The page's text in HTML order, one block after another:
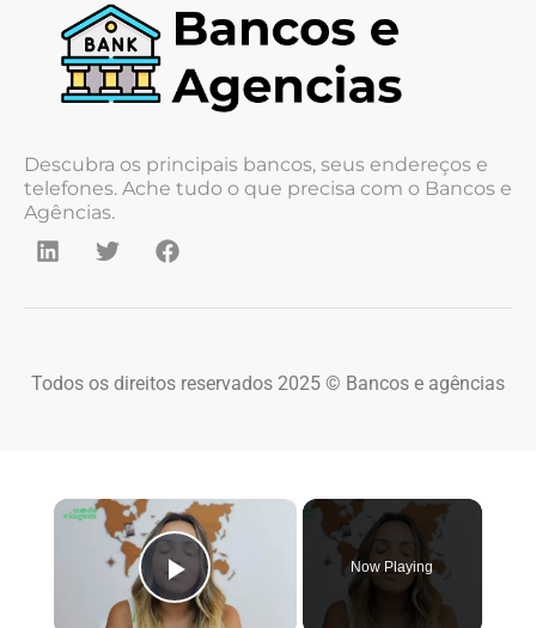
Descubra os principais bancos, seus endereços e
telefones. Ache tudo o que precisa com o Bancos e
Agências.
Todos os direitos reservados 2025 © Bancos e agências
×
Play Video
Now Playing